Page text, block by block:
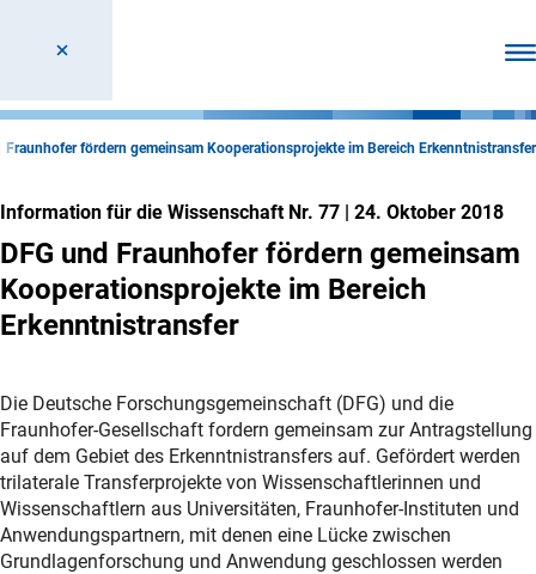
Fraunhofer fördern gemeinsam Kooperationsprojekte im Bereich Erkenntnistransfer
Information für die Wissenschaft Nr. 77 | 24. Oktober 2018
DFG und Fraunhofer fördern gemeinsam
Kooperationsprojekte im Bereich
Erkenntnistransfer
Die Deutsche Forschungsgemeinschaft (DFG) und die
Fraunhofer-Gesellschaft fordern gemeinsam zur Antragstellung
auf dem Gebiet des Erkenntnistransfers auf. Gefördert werden
trilaterale Transferprojekte von Wissenschaftlerinnen und
Wissenschaftlern aus Universitäten, Fraunhofer-Instituten und
Anwendungspartnern, mit denen eine Lücke zwischen
Grundlagenforschung und Anwendung geschlossen werden